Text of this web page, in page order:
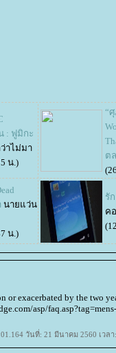
: ฟูมิกะ
าไม่มา
น.)
“
ต
นายแว่น
น.)
รั
ค
or exacerbated by the two
asp/
วันที่: 21 มีนาคม 2560 เวล